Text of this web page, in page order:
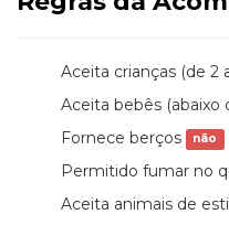
Aceita crianças (de 2
Aceita bebês (abaixo
Fornece berços não
Permitido fumar no
Aceita animais de